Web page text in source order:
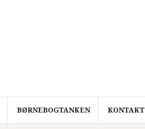
BØRNEBOGTANKEN KONTAKT